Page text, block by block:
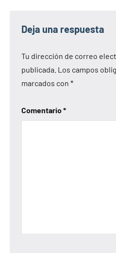
Deja una respuesta
Tu dirección de correo
publicada. Los campos
marcados con *
Comentario*